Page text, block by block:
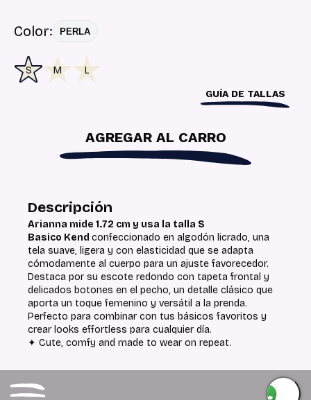
Color: PERLA
S M L
GUÍA DE TALLAS
AGREGAR AL CARRO
Descripción
Arianna mide 1.72 cm y usa la talla S
Basico Kend confeccionado en algodón licrado, una
tela suave, ligera y con elasticidad que se adapta
cómodamente al cuerpo para un ajuste favorecedor.
Destaca por su escote redondo con tapeta frontal y
delicados botones en el pecho, un detalle clásico que
aporta un toque femenino y versátil a la prenda.
Perfecto para combinar con tus básicos favoritos y
crear looks effortless para cualquier día.
✦ Cute, comfy and made to wear on repeat.